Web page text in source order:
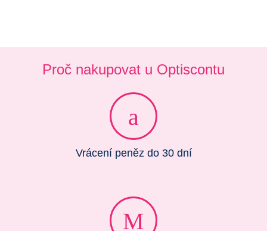
Proč nakupovat u Optiscontu
Vrácení peněz do 30 dní